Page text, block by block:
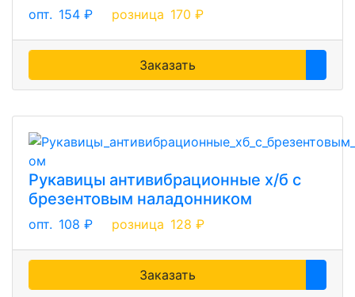
опт. 154 ₽ розница 170 ₽
Заказать
Рукавицы антивибрационные х/б с
брезентовым наладонником
опт. 108 ₽ розница 128 ₽
Заказать